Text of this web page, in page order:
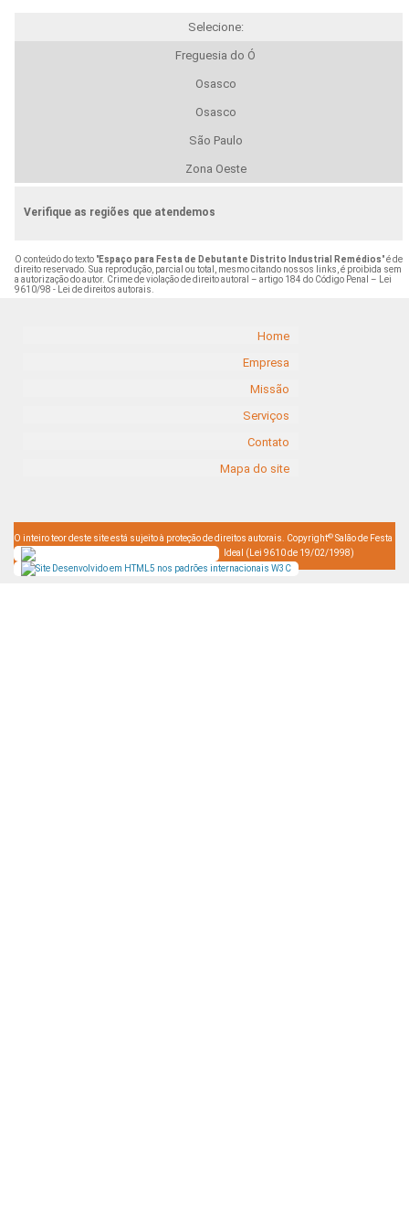
Selecione:
Freguesia do Ó
Osasco
Osasco
São Paulo
Zona Oeste
Verifique as regiões que atendemos
O conteúdo do texto "Espaço para Festa de Debutante Distrito Industrial Remédios" é de
direito reservado. Sua reprodução, parcial ou total, mesmo citando nossos links, é proibida sem
a autorização do autor. Crime de violação de direito autoral – artigo 184 do Código Penal –
Lei
9610/98 - Lei de direitos autorais
Home
Empresa
Missão
Serviços
Contato
Mapa do site
O inteiro teor deste site está sujeito à proteção de direitos autorais. Copyright© Salão de Festa
Ideal (Lei 9610 de 19/02/1998)